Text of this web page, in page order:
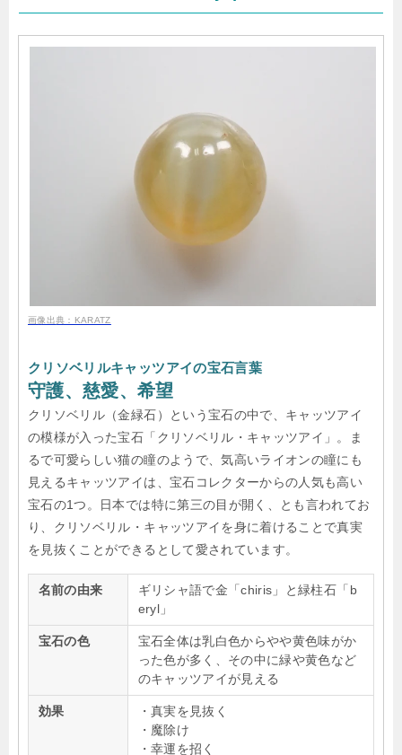
画像出典：KARATZ
クリソベリルキャッツアイの宝石言葉
守護、慈愛、希望
クリソベリル（金緑石）という宝石の中で、キャッツアイ
の模様が入った宝石「クリソベリル・キャッツアイ」。ま
るで可愛らしい猫の瞳のようで、気高いライオンの瞳にも
見えるキャッツアイは、宝石コレクターからの人気も高い
宝石の1つ。日本では特に第三の目が開く、とも言われてお
り、クリソベリル・キャッツアイを身に着けることで真実
を見抜くことができるとして愛されています。
名前の由来
ギリシャ語で金「chiris」と緑柱石「b
eryl」
宝石の色
宝石全体は乳白色からやや黄色味がか
った色が多く、その中に緑や黄色など
のキャッツアイが見える
効果
・真実を見抜く
・魔除け
・幸運を招く